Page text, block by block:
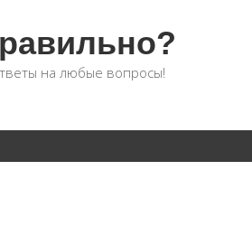
на любые вопросы!